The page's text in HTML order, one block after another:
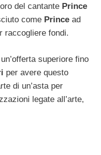
del cantante Prince
come Prince ad
raccogliere fondi.
superiore fino
per avere questo
di un’asta per
legate all’arte,